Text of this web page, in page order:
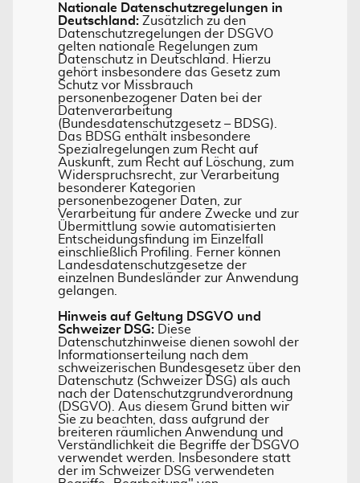
Nationale Datenschutzregelungen in
Deutschland: Zusätzlich zu den
Datenschutzregelungen der DSGVO
gelten nationale Regelungen zum
Datenschutz in Deutschland. Hierzu
gehört insbesondere das Gesetz zum
Schutz vor Missbrauch
personenbezogener Daten bei der
Datenverarbeitung
(Bundesdatenschutzgesetz – BDSG).
Das BDSG enthält insbesondere
Spezialregelungen zum Recht auf
Auskunft, zum Recht auf Löschung, zum
Widerspruchsrecht, zur Verarbeitung
besonderer Kategorien
personenbezogener Daten, zur
Verarbeitung für andere Zwecke und zur
Übermittlung sowie automatisierten
Entscheidungsfindung im Einzelfall
einschließlich Profiling. Ferner können
Landesdatenschutzgesetze der
einzelnen Bundesländer zur Anwendung
gelangen.
Hinweis auf Geltung DSGVO und
Schweizer DSG:
Diese
Datenschutzhinweise dienen sowohl der
Informationserteilung nach dem
schweizerischen Bundesgesetz über den
Datenschutz (Schweizer DSG) als auch
nach der Datenschutzgrundverordnung
(DSGVO). Aus diesem Grund bitten wir
Sie zu beachten, dass aufgrund der
breiteren räumlichen Anwendung und
Verständlichkeit die Begriffe der DSGVO
verwendet werden. Insbesondere statt
der im Schweizer DSG verwendeten